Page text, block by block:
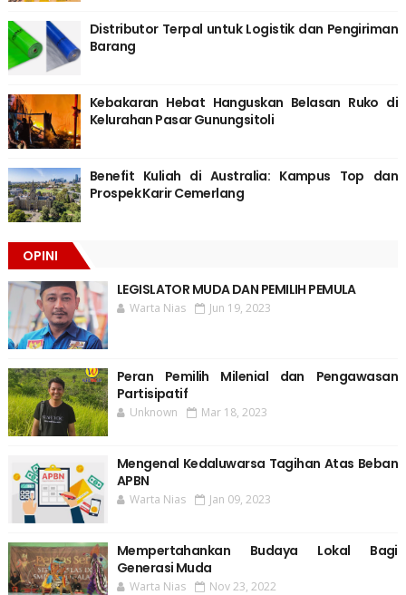
Distributor Terpal untuk Logistik dan Pengiriman
Barang
Kebakaran Hebat Hanguskan Belasan Ruko di
Kelurahan Pasar Gunungsitoli
Benefit Kuliah di Australia: Kampus Top dan
Prospek Karir Cemerlang
OPINI
LEGISLATOR MUDA DAN PEMILIH PEMULA
Warta Nias Jun 19, 2023
Peran Pemilih Milenial dan Pengawasan
Partisipatif
Unknown Mar 18, 2023
Mengenal Kedaluwarsa Tagihan Atas Beban
APBN
Warta Nias Jan 09, 2023
Mempertahankan Budaya Lokal Bagi
Generasi Muda
Warta Nias Nov 23, 2022